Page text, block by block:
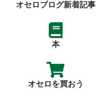
オセロブログ新着記事
本
オセロを買おう